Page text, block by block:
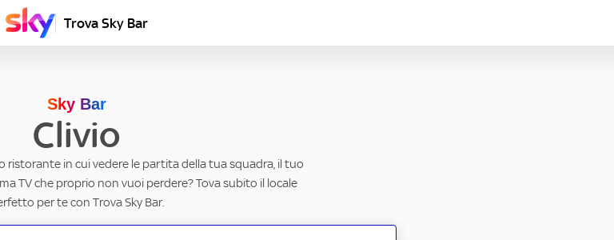
Trova Sky Bar
Sky Bar
Clivio
ristorante in cui vedere le partita della tua squadra, il tuo
TV che proprio non vuoi perdere? Tova subito il locale
per te con Trova Sky Bar.